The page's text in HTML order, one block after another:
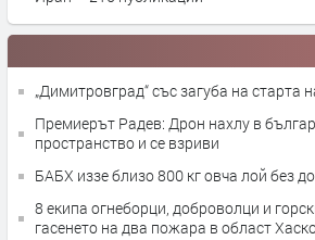
„Димитровград“ със загуба на старта
Премиерът Радев: Дрон нахлу в
пространство и се взриви
БАБХ иззе близо 800 кг овча лой без
8 екипа огнеборци, доброволци и
гасенето на два пожара в област